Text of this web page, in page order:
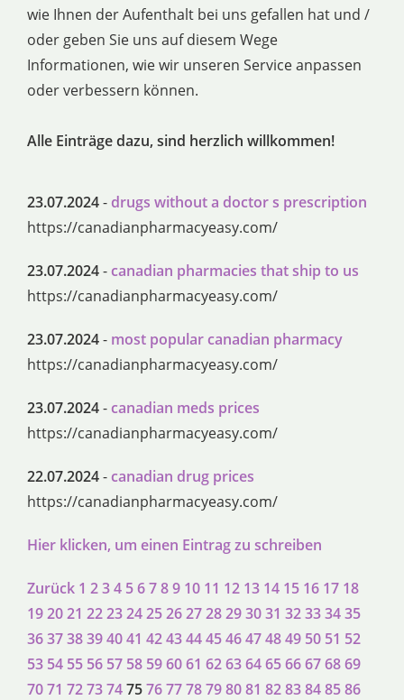
wie Ihnen der Aufenthalt bei uns gefallen hat und /
oder geben Sie uns auf diesem Wege
Informationen, wie wir unseren Service anpassen
oder verbessern können.
Alle Einträge dazu, sind herzlich willkommen!
23.07.2024-drugs without a doctor s prescription
https://canadianpharmacyeasy.com/
23.07.2024-canadian pharmacies that ship to us
https://canadianpharmacyeasy.com/
23.07.2024- most popular canadian pharmacy
https://canadianpharmacyeasy.com/
23.07.2024-canadian meds prices
https://canadianpharmacyeasy.com/
22.07.2024-canadian drug prices
https://canadianpharmacyeasy.com/
Hier klicken, um einen Eintrag zu schreiben
Zurück 1 234 56789 10 11 12 13 14 15 16 17 18
192021 22232425262728293031 32333435
363738394041 4243444546474849 50 51 52
53 54 55 56 57 58 596061 6263646566676869
7071 72737475767778798081 8283848586